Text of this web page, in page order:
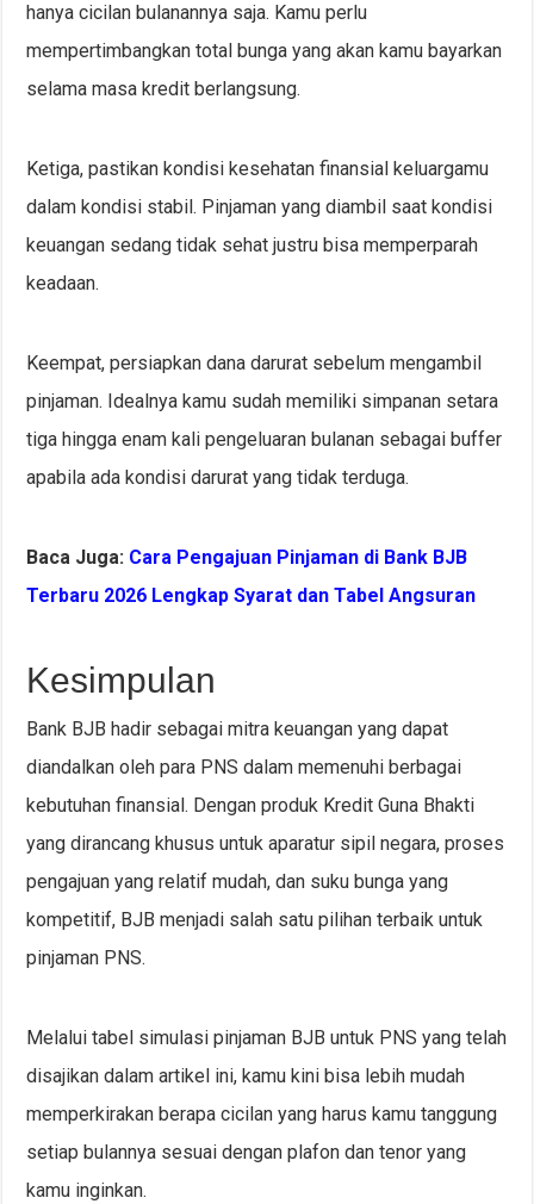
hanya cicilan bulanannya saja. Kamu perlu
mempertimbangkan total bunga yang akan kamu bayarkan
selama masa kredit berlangsung.
Ketiga, pastikan kondisi kesehatan finansial keluargamu
dalam kondisi stabil. Pinjaman yang diambil saat kondisi
keuangan sedang tidak sehat justru bisa memperparah
keadaan.
Keempat, persiapkan dana darurat sebelum mengambil
pinjaman. Idealnya kamu sudah memiliki simpanan setara
tiga hingga enam kali pengeluaran bulanan sebagai buffer
apabila ada kondisi darurat yang tidak terduga.
Baca Juga: Cara Pengajuan Pinjaman di Bank BJB
Terbaru 2026 Lengkap Syarat dan Tabel Angsuran
Kesimpulan
Bank BJB hadir sebagai mitra keuangan yang dapat
diandalkan oleh para PNS dalam memenuhi berbagai
kebutuhan finansial. Dengan produk Kredit Guna Bhakti
yang dirancang khusus untuk aparatur sipil negara, proses
pengajuan yang relatif mudah, dan suku bunga yang
kompetitif, BJB menjadi salah satu pilihan terbaik untuk
pinjaman PNS.
Melalui tabel simulasi pinjaman BJB untuk PNS yang telah
disajikan dalam artikel ini, kamu kini bisa lebih mudah
memperkirakan berapa cicilan yang harus kamu tanggung
setiap bulannya sesuai dengan plafon dan tenor yang
kamu inginkan.